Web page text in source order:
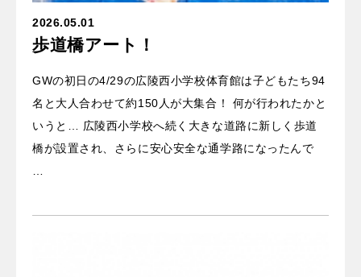
2026.05.01
歩道橋アート！
GWの初日の4/29の広陵西小学校体育館は子どもたち94
名と大人合わせて約150人が大集合！ 何が行われたかと
いうと… 広陵西小学校へ続く大きな道路に新しく歩道
橋が設置され、さらに安心安全な通学路になったんで